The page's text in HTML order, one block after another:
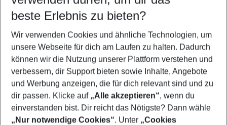
5-8 Nächte
2 Erwachsene Keine Kinder
Mehr Filter anzeigen
beste Erlebnis zu bieten?
Wir verwenden Cookies und ähnliche Technologien, um
unsere Webseite für dich am Laufen zu halten. Dadurch
können wir die Nutzung unserer Plattform verstehen und
verbessern, dir Support bieten sowie Inhalte, Angebote
und Werbung anzeigen, die für dich relevant sind und zu
dir passen. Klicke auf „Alle akzeptieren“, wenn du
einverstanden bist. Dir reicht das Nötigste? Dann wähle
„Nur notwendige Cookies“. Unter „Cookies